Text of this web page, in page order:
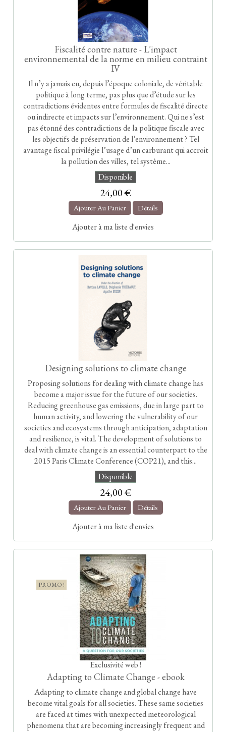
Fiscalité contre nature - L'impact
environnemental de la norme en milieu contraint
IV
Il n’y a jamais eu, depuis l’époque coloniale, de véritable
politique à long terme, pas plus que d’étude sur les
contradictions évidentes entre formules de fiscalité directe
ou indirecte et impacts sur l’environnement. Qui ne s’est
pas étonné des contradictions de la politique fiscale avec
les objectifs de préservation de l’environnement ? Tel
avantage fiscal privilégie l’usage d’un carburant qui accroit
la pollution des villes, tel système...
Disponible
24,00 €
Ajouter Au Panier Détails
Ajouter à ma liste d'envies
Designing solutions to climate change
Proposing solutions for dealing with climate change has
become a major issue for the future of our societies.
Reducing greenhouse gas emissions, due in large part to
human activity, and lowering the vulnerability of our
societies and ecosystems through anticipation, adaptation
and resilience, is vital. The development of solutions to
deal with climate change is an essential counterpart to the
2015 Paris Climate Conference (COP21), and this...
Disponible
24,00 €
Ajouter Au Panier Détails
Ajouter à ma liste d'envies
PROMO !
Exclusivité web !
Adapting to Climate Change - ebook
Adapting to climate change and global change have
become vital goals for all societies. These same societies
are faced at times with unexpected meteorological
phenomena that are becoming increasingly frequent and